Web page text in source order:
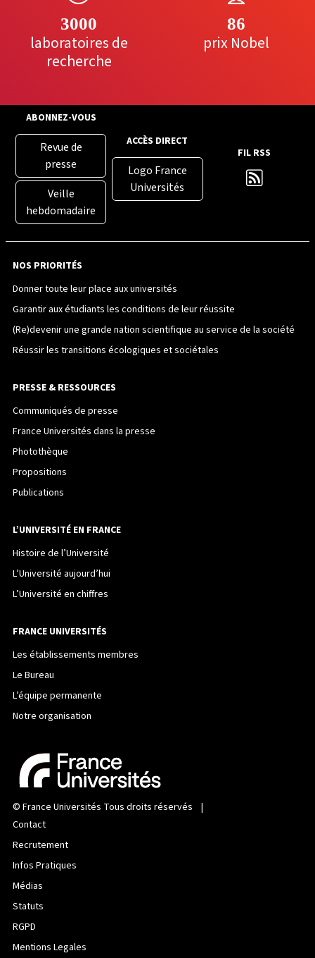
3000
laboratoires de
recherche
86
prix Nobel
ABONNEZ-VOUS
Revue de
presse
Veille
hebdomadaire
ACCÈS DIRECT
Logo France
Universités
FIL RSS
NOS PRIORITÉS
Donner toute leur place aux universités
Garantir aux étudiants les conditions de leur réussite
(Re)devenir une grande nation scientifique au service de la société
Réussir les transitions écologiques et sociétales
PRESSE & RESSOURCES
Communiqués de presse
France Universités dans la presse
Photothèque
Propositions
Publications
L’UNIVERSITÉ EN FRANCE
Histoire de l’Université
L’Université aujourd’hui
L’Université en chiffres
FRANCE UNIVERSITÉS
Les établissements membres
Le Bureau
L’équipe permanente
Notre organisation
© France Universités Tous droits réservés |
Contact
Recrutement
Infos Pratiques
Médias
Statuts
RGPD
Mentions Legales